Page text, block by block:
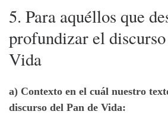
5. Para aquéllos que
profundizar el
Vida
a) Contexto en el cuál nuestro
discurso del Pan de Vida: